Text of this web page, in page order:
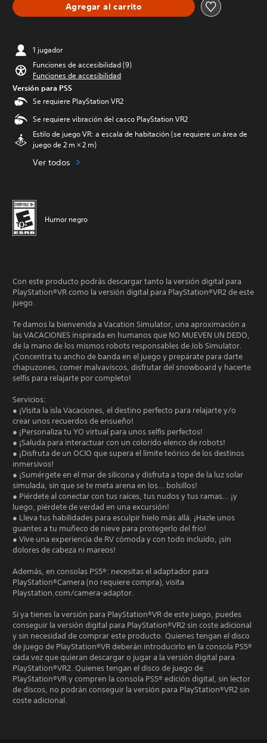
Agregar al carrito
1 jugador
Funciones de accesibilidad (9)
Funciones de accesibilidad
Versión para PS5
Se requiere PlayStation VR2
Se requiere vibración del casco PlayStation VR2
Estilo de juego VR: a escala de habitación (se requiere un área de
juego de 2 m × 2 m)
Ver todos
Humor negro
Con este producto podrás descargar tanto la versión digital para
PlayStation®VR como la versión digital para PlayStation®VR2 de este
juego.
Te damos la bienvenida a Vacation Simulator, una aproximación a
las VACACIONES inspirada en humanos que NO MUEVEN UN DEDO,
de la mano de los mismos robots responsables de Job Simulator.
¡Concentra tu ancho de banda en el juego y prepárate para darte
chapuzones, comer malvaviscos, disfrutar del snowboard y hacerte
selfis para relajarte por completo!
Servicios:
● ¡Visita la isla Vacaciones, el destino perfecto para relajarte y/o
crear unos recuerdos de ensueño!
● ¡Personaliza tu YO virtual para unos selfis perfectos!
● ¡Saluda para interactuar con un colorido elenco de robots!
● ¡Disfruta de un OCIO que supera el límite teórico de los destinos
inmersivos!
● ¡Sumérgete en el mar de silicona y disfruta a tope de la luz solar
simulada, sin que se te meta arena en los… bolsillos!
● Piérdete al conectar con tus raíces, tus nudos y tus ramas… ¡y
luego, piérdete de verdad en una excursión!
● Lleva tus habilidades para esculpir hielo más allá. ¡Hazle unos
guantes a tu muñeco de nieve para protegerlo del frío!
● Vive una experiencia de RV cómoda y con todo incluido, ¡sin
dolores de cabeza ni mareos!
Además, en consolas PS5®: necesitas el adaptador para
PlayStation®Camera (no requiere compra), visita
Playstation.com/camera-adaptor.
Si ya tienes la versión para PlayStation®VR de este juego, puedes
conseguir la versión digital para PlayStation®VR2 sin coste adicional
y sin necesidad de comprar este producto. Quienes tengan el disco
de juego de PlayStation®VR deberán introducirlo en la consola PS5®
cada vez que quieran descargar o jugar a la versión digital para
PlayStation®VR2. Quienes tengan el disco de juego de
PlayStation®VR y compren la consola PS5® edición digital, sin lector
de discos, no podrán conseguir la versión para PlayStation®VR2 sin
coste adicional.